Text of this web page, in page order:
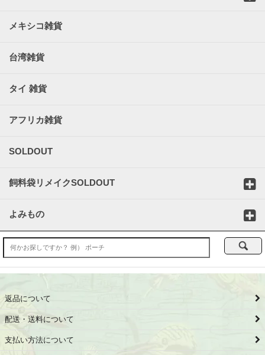
メキシコ雑貨
台湾雑貨
タイ 雑貨
アフリカ雑貨
SOLDOUT
飼料袋リメイクSOLDOUT
よみもの
返品について
配送・送料について
支払い方法について